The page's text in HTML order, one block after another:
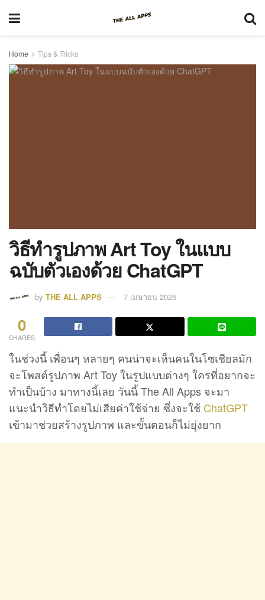
Home Tips & Tricks
วิธีทำรูปภาพ Art Toy ในแบบ
ฉบับตัวเองด้วย ChatGPT
by THE ALL APPS 7 เมษายน 2025
0
SHARES
ในช่วงนี้ เพื่อนๆ หลายๆ คนน่าจะเห็นคนในโซเชียลมัก
จะโพสต์รูปภาพ Art Toy ในรูปแบบต่างๆ ใครที่อยากจะ
ทำเป็นบ้าง มาทางนี้เลย วันนี้ The All Apps จะมา
แนะนำวิธีทำโดยไม่เสียค่าใช้จ่าย ซึ่งจะใช้ ChatGPT
เข้ามาช่วยสร้างรูปภาพ และขั้นตอนก็ไม่ยุ่งยาก